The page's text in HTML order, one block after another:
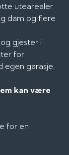
utearealer
dam og flere
gjester i
for
egen garasje.
kan være
for en